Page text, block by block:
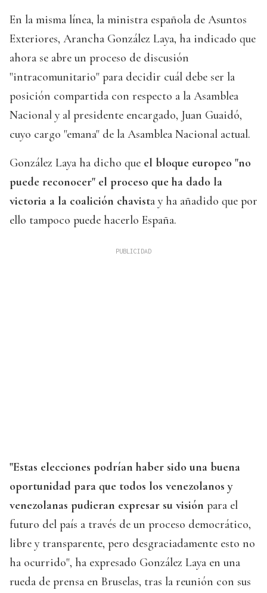
En la misma línea, la ministra española de Asuntos
Exteriores, Arancha González Laya, ha indicado que
ahora se abre un proceso de discusión
"intracomunitario" para decidir cuál debe ser la
posición compartida con respecto a la Asamblea
Nacional y al presidente encargado, Juan Guaidó,
cuyo cargo "emana" de la Asamblea Nacional actual.
González Laya ha dicho que el bloque europeo "no
puede reconocer" el proceso que ha dado la
victoria a la coalición chavista y ha añadido que por
ello tampoco puede hacerlo España.
"Estas elecciones podrían haber sido una buena
oportunidad para que todos los venezolanos y
venezolanas pudieran expresar su visión para el
futuro del país a través de un proceso democrático,
libre y transparente, pero desgraciadamente esto no
ha ocurrido", ha expresado González Laya en una
rueda de prensa en Bruselas, tras la reunión con sus